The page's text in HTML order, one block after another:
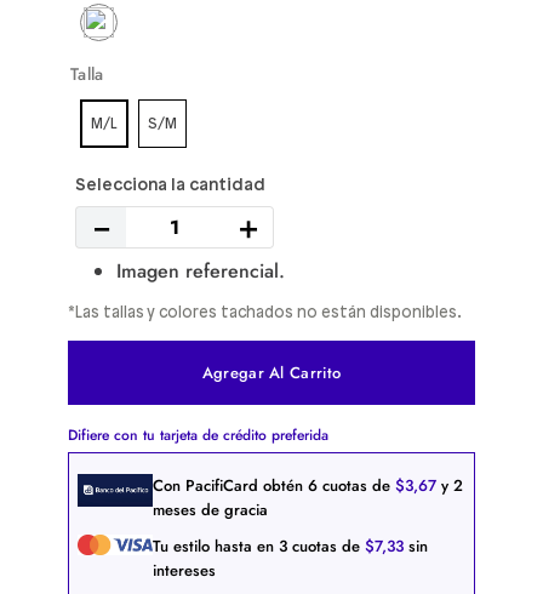
Talla
M/L S/M
＋
－
Imagen referencial.
*Las tallas y colores tachados no están disponibles.
Agregar Al Carrito
Difiere con tu tarjeta de crédito preferida
Con PacifiCard obtén 6 cuotas de $3,67 y 2
meses de gracia
Tu estilo hasta en 3 cuotas de $7,33 sin
intereses